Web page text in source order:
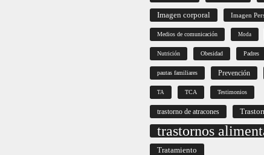
Imagen corporal Imagen
Medios de comunicación Moda
Nutrición Obesidad Padres
pautas familiares Prevención
TA TCA Testimonios
trastorno de atracones
trastornos
Tratamiento